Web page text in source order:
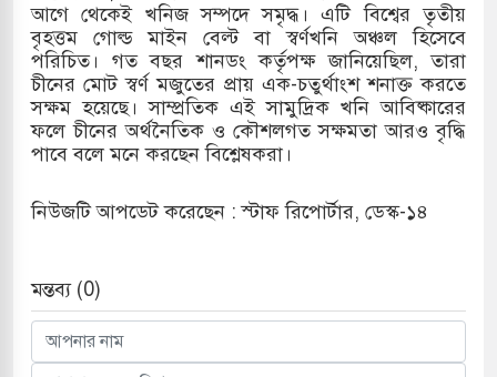
আগে থেকেই খনিজ সম্পদে সমৃদ্ধ। এটি বিশ্বের তৃতীয়
বৃহত্তম গোল্ড মাইন বেল্ট বা স্বর্ণখনি অঞ্চল হিসেবে
পরিচিত। গত বছর শানডং কর্তৃপক্ষ জানিয়েছিল, তারা
চীনের মোট স্বর্ণ মজুতের প্রায় এক-চতুর্থাংশ শনাক্ত করতে
সক্ষম হয়েছে। সাম্প্রতিক এই সামুদ্রিক খনি আবিষ্কারের
ফলে চীনের অর্থনৈতিক ও কৌশলগত সক্ষমতা আরও বৃদ্ধি
পাবে বলে মনে করছেন বিশ্লেষকরা।
নিউজটি আপডেট করেছেন : স্টাফ রিপোর্টার, ডেস্ক-১৪
মন্তব্য (0)